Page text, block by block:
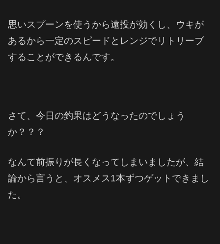
思いスプーンを使うから遠投が効くし、ウキが
あるから一定のスピードとレンジでリトリーブ
することができるんです。
さて、今日の釣果はどうなったのでしょう
か？？？
なんて前振りが長くなってしまいましたが、結
論から言うと、オスメス1本ずつゲットできまし
た。